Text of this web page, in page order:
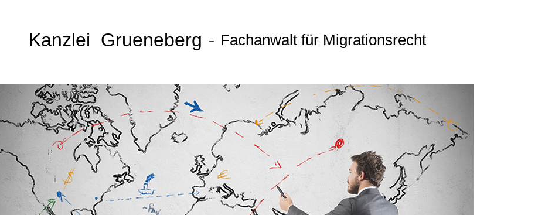
Kanzlei Grueneberg – Fachanwalt für Migrationsrecht